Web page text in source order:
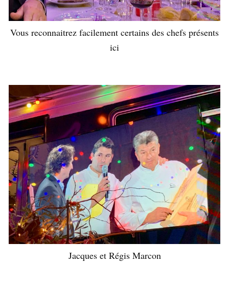
Vous reconnaitrez facilement certains des chefs présents
ici
Jacques et Régis Marcon